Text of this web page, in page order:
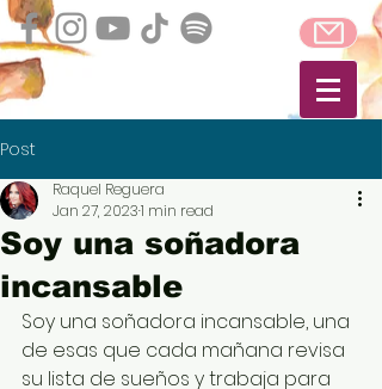
Post
Soy una soñadora
incansable
Raquel Reguera
Jan 27, 20231 min read
Soy una soñadora incansable, una
de esas que cada mañana revisa
su lista de sueños y trabaja para